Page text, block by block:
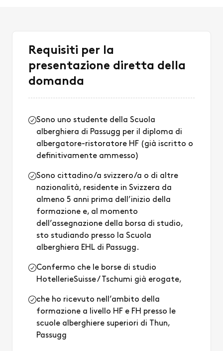
Requisiti per la
presentazione diretta della
domanda
Sono uno studente della Scuola
alberghiera di Passugg per il diploma di
albergatore-ristoratore HF (già iscritto o
definitivamente ammesso)
Sono cittadino/a svizzero/a o di altre
nazionalità, residente in Svizzera da
almeno 5 anni prima dell’inizio della
formazione e, al momento
dell’assegnazione della borsa di studio,
sto studiando presso la Scuola
alberghiera EHL di Passugg.
Confermo che le borse di studio
HotellerieSuisse / Tschumi già erogate,
che ho ricevuto nell’ambito della
formazione a livello HF e FH presso le
scuole alberghiere superiori di Thun,
Passugg